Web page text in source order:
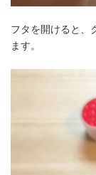
フタを開けると、
ます。